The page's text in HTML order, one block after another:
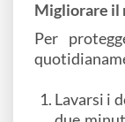
Migliorare il
Per
Lavarsi i